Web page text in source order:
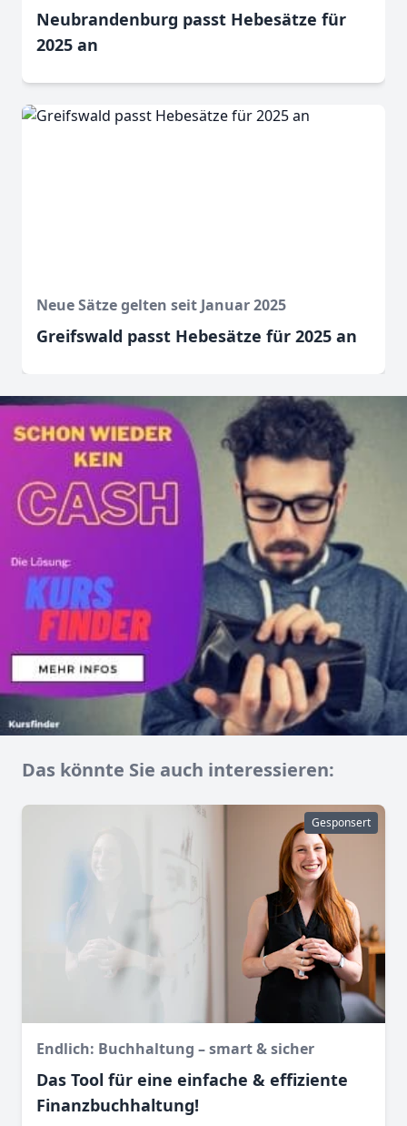
Neubrandenburg passt Hebesätze für
2025 an
Neue Sätze gelten seit Januar 2025
Greifswald passt Hebesätze für 2025 an
Das könnte Sie auch interessieren:
Gesponsert
Endlich: Buchhaltung – smart & sicher
Das Tool für eine einfache & effiziente
Finanz­buchhaltung!